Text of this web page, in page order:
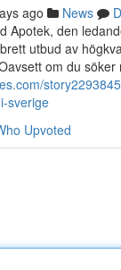
ago News
Apotek, den
utbud av
om du söker
sverige
Upvoted